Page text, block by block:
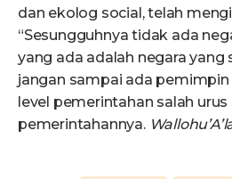
dan ekolog social, telah
“Sesungguhnya tidak ada
yang ada adalah negara yang
jangan sampai ada pemimpin
level pemerintahan salah
pemerintahannya.